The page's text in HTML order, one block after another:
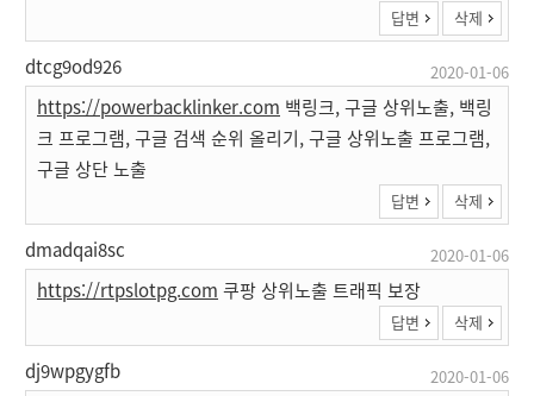
답변 삭제
dtcg9od926 2020-01-06
https://powerbacklinker.com 백링크, 구글 상위노출, 백링
크 프로그램, 구글 검색 순위 올리기, 구글 상위노출 프로그램,
구글 상단 노출
답변 삭제
dmadqai8sc 2020-01-06
https://rtpslotpg.com 쿠팡 상위노출 트래픽 보장
답변 삭제
dj9wpgygfb 2020-01-06